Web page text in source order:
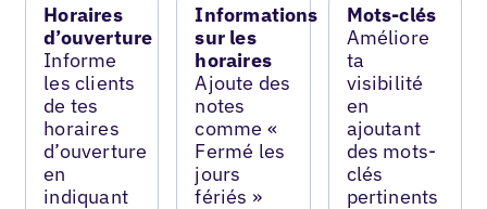
Horaires
d’ouverture
Informe
les clients
de tes
horaires
d’ouverture
en
indiquant
Informations
sur les
horaires
Ajoute des
notes
comme «
Fermé les
jours
fériés »
Mots-clés
Améliore
ta
visibilité
en
ajoutant
des mots-
clés
pertinents